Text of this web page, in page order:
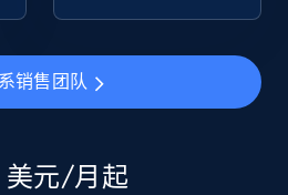
by category
Seller name, Seller rating,
销售团队
美元/月起